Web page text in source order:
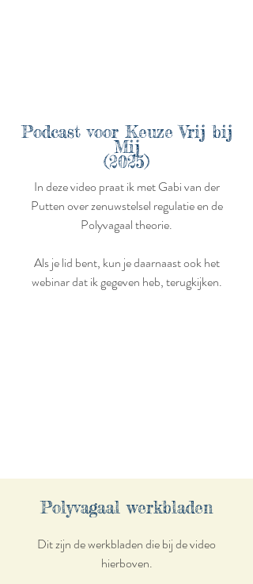
Polyvagaal werkbladen
Dit zijn de werkbladen die bij de video
hierboven.
Podcast voor Keuze Vrij bij
Mij
(2025)
In deze video praat ik met Gabi van der
Putten over zenuwstelsel regulatie en de
Polyvagaal theorie.
Als je lid bent, kun je daarnaast ook het
webinar dat ik gegeven heb, terugkijken.